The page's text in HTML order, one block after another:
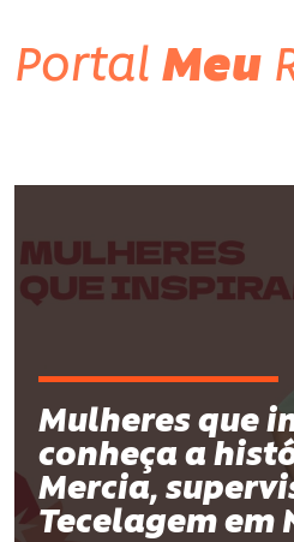
Portal Meu
Mulheres que
conheça a
Mercia,
Tecelagem em